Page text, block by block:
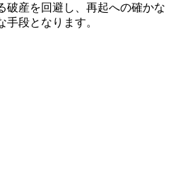
破産を回避し、再起への確かな
手段となります。